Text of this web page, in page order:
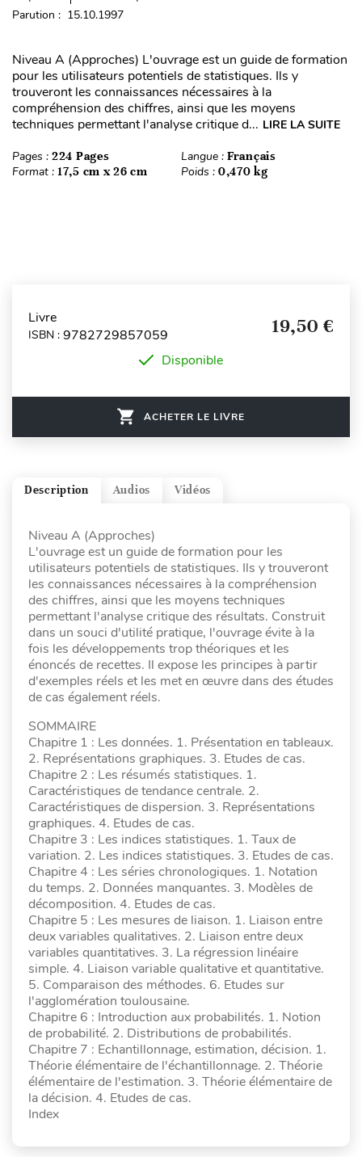
Parution : 15.10.1997
Niveau A (Approches) L'ouvrage est un guide de formation
pour les utilisateurs potentiels de statistiques. Ils y
trouveront les connaissances nécessaires à la
compréhension des chiffres, ainsi que les moyens
techniques permettant l'analyse critique d... LIRE LA SUITE
Pages : 224 Pages Langue : Français
Format : 17,5 cm x 26 cm Poids : 0,470 kg
Livre
ISBN : 9782729857059 19,50 €
Disponible
ACHETER LE LIVRE
Vidéos
Audios
Description
Niveau A (Approches)
L'ouvrage est un guide de formation pour les
utilisateurs potentiels de statistiques. Ils y trouveront
les connaissances nécessaires à la compréhension
des chiffres, ainsi que les moyens techniques
permettant l'analyse critique des résultats. Construit
dans un souci d'utilité pratique, l'ouvrage évite à la
fois les développements trop théoriques et les
énoncés de recettes. Il expose les principes à partir
d'exemples réels et les met en œuvre dans des études
de cas également réels.
SOMMAIRE
Chapitre 1 : Les données. 1. Présentation en tableaux.
2. Représentations graphiques. 3. Etudes de cas.
Chapitre 2 : Les résumés statistiques. 1.
Caractéristiques de tendance centrale. 2.
Caractéristiques de dispersion. 3. Représentations
graphiques. 4. Etudes de cas.
Chapitre 3 : Les indices statistiques. 1. Taux de
variation. 2. Les indices statistiques. 3. Etudes de cas.
Chapitre 4 : Les séries chronologiques. 1. Notation
du temps. 2. Données manquantes. 3. Modèles de
décomposition. 4. Etudes de cas.
Chapitre 5 : Les mesures de liaison. 1. Liaison entre
deux variables qualitatives. 2. Liaison entre deux
variables quantitatives. 3. La régression linéaire
simple. 4. Liaison variable qualitative et quantitative.
5. Comparaison des méthodes. 6. Etudes sur
l'agglomération toulousaine.
Chapitre 6 : Introduction aux probabilités. 1. Notion
de probabilité. 2. Distributions de probabilités.
Chapitre 7 : Echantillonnage, estimation, décision. 1.
Théorie élémentaire de l'échantillonnage. 2. Théorie
élémentaire de l'estimation. 3. Théorie élémentaire de
la décision. 4. Etudes de cas.
Index